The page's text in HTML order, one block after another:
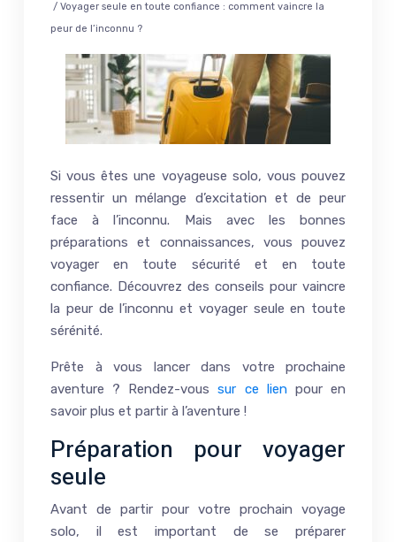
/ Voyager seule en toute confiance : comment vaincre la
peur de l’inconnu ?
Si vous êtes une voyageuse solo, vous pouvez
ressentir un mélange d’excitation et de peur
face à l’inconnu. Mais avec les bonnes
préparations et connaissances, vous pouvez
voyager en toute sécurité et en toute
confiance. Découvrez des conseils pour vaincre
la peur de l’inconnu et voyager seule en toute
sérénité.
Prête à vous lancer dans votre prochaine
aventure ? Rendez-voussur ce lienpour en
savoir plus et partir à l’aventure !
Préparation pour voyager
seule
Avant de partir pour votre prochain voyage
solo, il est important de se préparer